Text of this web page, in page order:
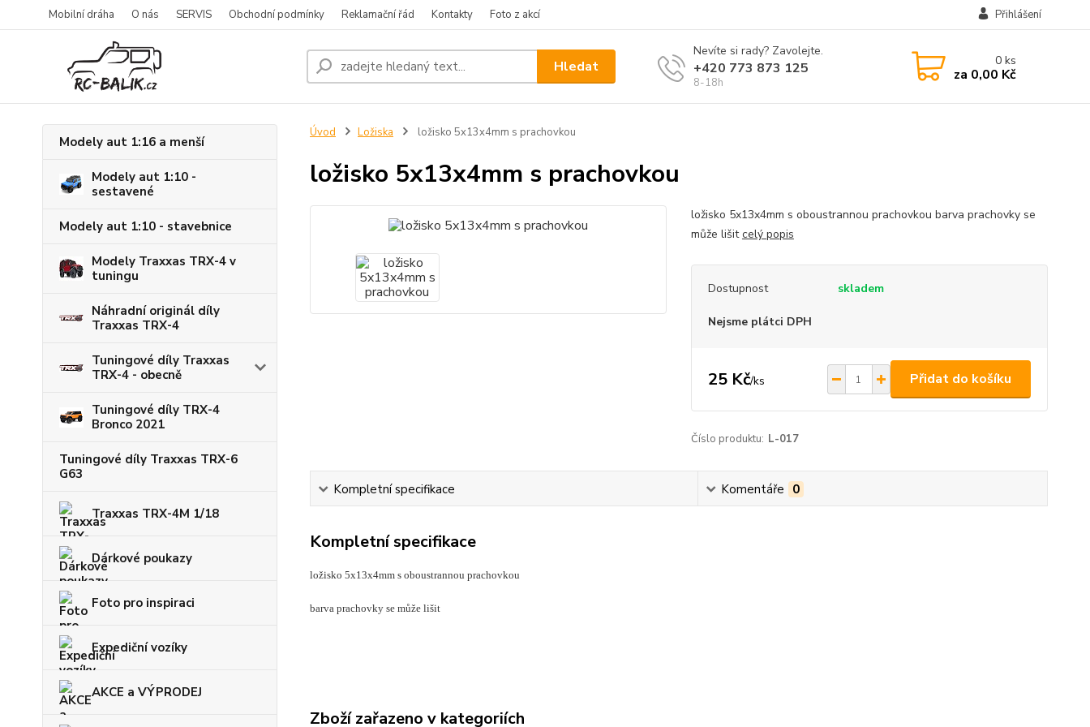
Mobilní dráha O nás SERVIS Obchodní podmínky Reklamační řád Kontakty Foto z akcí Přihlášení
Hledat
Nevíte si rady? Zavolejte.
+420 773 873 125
8-18h
0ks
za 0,00 Kč
Modely aut 1:16 a menší
Modely aut 1:10 -
sestavené
Modely aut 1:10 - stavebnice
Modely Traxxas TRX-4 v
tuningu
Náhradní originál díly
Traxxas TRX-4
Tuningové díly Traxxas
TRX-4 - obecně
Tuningové díly TRX-4
Bronco 2021
Tuningové díly Traxxas TRX-6
G63
Traxxas TRX-4M 1/18
Dárkové poukazy
Foto pro inspiraci
Expediční vozíky
AKCE a VÝPRODEJ
Úvod Ložiska ložisko 5x13x4mm s prachovkou
ložisko 5x13x4mm s prachovkou
ložisko 5x13x4mm s oboustrannou prachovkou barva prachovky se
může lišitcelý popis
Dostupnost skladem
Nejsme plátci DPH
25 Kč/ks Přidat do košíku
Číslo produktu: L-017
Kompletní specifikace Komentáře 0
Kompletní specifikace
ložisko 5x13x4mm s oboustrannou prachovkou
barva prachovky se může lišit
Zboží zařazeno v kategoriích